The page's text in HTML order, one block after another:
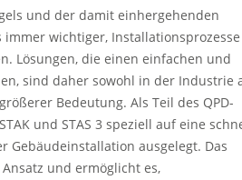
und der damit einhergehenden
wichtiger,
Lösungen, die einen einfachen und
sind daher sowohl in der Industrie
Bedeutung. Als Teil des QPD-
und STAS 3 speziell auf eine
Gebäudeinstallation ausgelegt. Das
und ermöglicht es,